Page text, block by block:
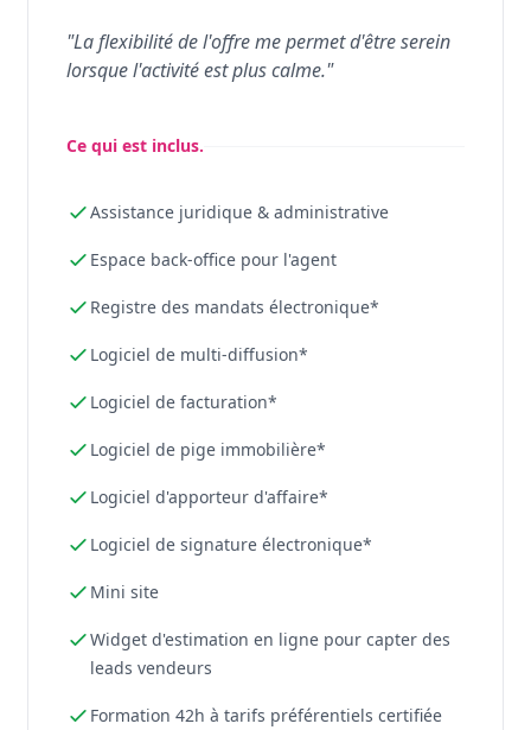
"La flexibilité de l'offre me permet d'être serein
lorsque l'activité est plus calme."
Ce qui est inclus.
Assistance juridique & administrative
Espace back-office pour l'agent
Registre des mandats électronique*
Logiciel de multi-diffusion*
Logiciel de facturation*
Logiciel de pige immobilière*
Logiciel d'apporteur d'affaire*
Logiciel de signature électronique*
Mini site
Widget d'estimation en ligne pour capter des
leads vendeurs
Formation 42h à tarifs préférentiels certifiée